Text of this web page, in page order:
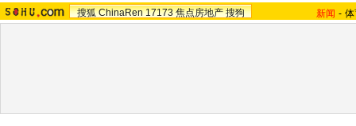
搜狐 ChinaRen 17173 焦点房地产 搜狗 新闻 -